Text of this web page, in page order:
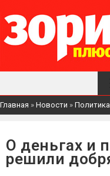
Главная » Новости » Политика
О деньгах и
решили